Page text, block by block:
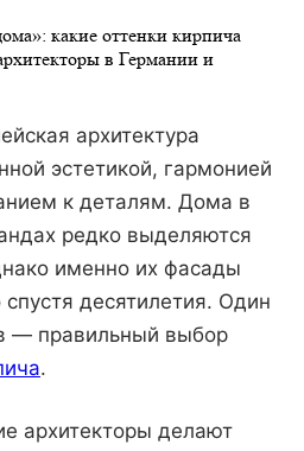
архитектура
эстетикой, гармонией
к деталям. Дома в
редко выделяются
именно их фасады
спустя десятилетия. Один
— правильный выбор
.
архитекторы делают